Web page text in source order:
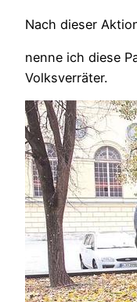
Nach dieser
nenne ich diese
Volksverräter.